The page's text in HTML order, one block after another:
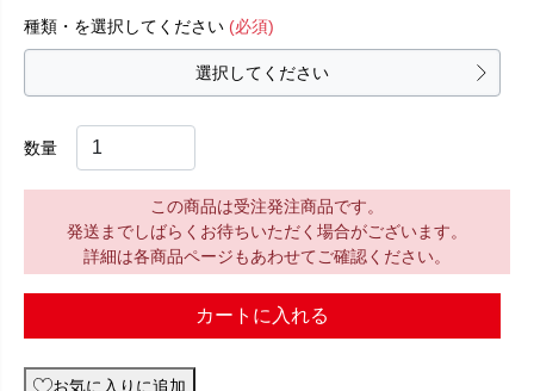
種類・を選択してください (必須)
選択してください
数量
この商品は受注発注商品です。
発送までしばらくお待ちいただく場合がございます。
詳細は各商品ページもあわせてご確認ください。
カートに入れる
お気に入りに追加